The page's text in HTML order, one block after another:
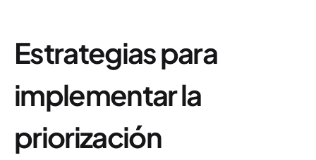
Estrategias para
implementar la
priorización